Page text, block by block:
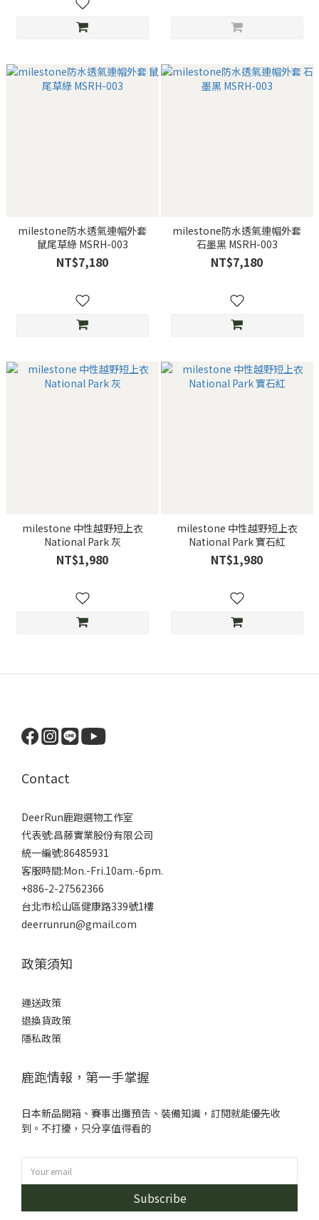
milestone防水透氣連帽外套
鼠尾草綠 MSRH-003
NT$7,180
milestone防水透氣連帽外套
石墨黑 MSRH-003
NT$7,180
milestone 中性越野短上衣
National Park 灰
NT$1,980
milestone 中性越野短上衣
National Park 寶石紅
NT$1,980
Contact
DeerRun鹿跑選物工作室
代表號:昌藤實業股份有限公司
統一編號:86485931
客服時間:Mon.-Fri.10am.-6pm.
+886-2-27562366
台北市松山區健康路339號1樓
deerrunrun@gmail.com
政策須知
運送政策
退換貨政策
隱私政策
鹿跑情報，第一手掌握
日本新品開箱、賽事出攤預告、裝備知識，訂閱就能優先收
到。不打擾，只分享值得看的
Subscribe